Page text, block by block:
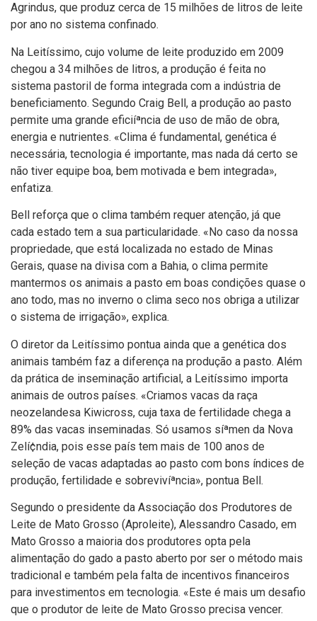
Agrindus, que produz cerca de 15 milhões de litros de leite
por ano no sistema confinado.
Na Leití­ssimo, cujo volume de leite produzido em 2009
chegou a 34 milhões de litros, a produção é feita no
sistema pastoril de forma integrada com a indústria de
beneficiamento. Segundo Craig Bell, a produção ao pasto
permite uma grande eficiíªncia de uso de mão de obra,
energia e nutrientes. «Clima é fundamental, genética é
necessária, tecnologia é importante, mas nada dá certo se
não tiver equipe boa, bem motivada e bem integrada»,
enfatiza.
Bell reforça que o clima também requer atenção, já que
cada estado tem a sua particularidade. «No caso da nossa
propriedade, que está localizada no estado de Minas
Gerais, quase na divisa com a Bahia, o clima permite
mantermos os animais a pasto em boas condições quase o
ano todo, mas no inverno o clima seco nos obriga a utilizar
o sistema de irrigação», explica.
O diretor da Leití­ssimo pontua ainda que a genética dos
animais também faz a diferença na produção a pasto. Além
da prática de inseminação artificial, a Leití­ssimo importa
animais de outros paí­ses. «Criamos vacas da raça
neozelandesa Kiwicross, cuja taxa de fertilidade chega a
89% das vacas inseminadas. Só usamos síªmen da Nova
Zelí¢ndia, pois esse paí­s tem mais de 100 anos de
seleção de vacas adaptadas ao pasto com bons í­ndices de
produção, fertilidade e sobrevivíªncia», pontua Bell.
Segundo o presidente da Associação dos Produtores de
Leite de Mato Grosso (Aproleite), Alessandro Casado, em
Mato Grosso a maioria dos produtores opta pela
alimentação do gado a pasto aberto por ser o método mais
tradicional e também pela falta de incentivos financeiros
para investimentos em tecnologia. «Este é mais um desafio
que o produtor de leite de Mato Grosso precisa vencer.